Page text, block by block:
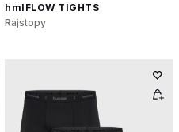
hmlFLOW TIGHTS
Rajstopy